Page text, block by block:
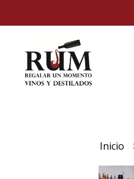
Inicio